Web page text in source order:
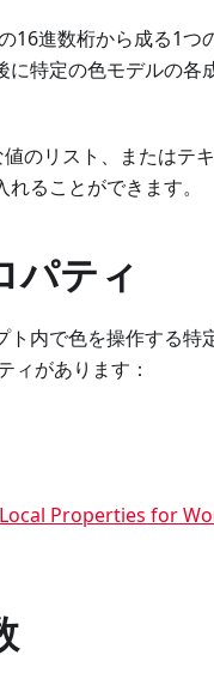
16進数桁から成る1つ
特定の色モデルの各
のリスト、またはテ
ることができます。
パティ
内で色を操作する特
ィがあります：
Properties for